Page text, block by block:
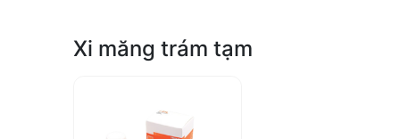
Xi măng trám tạm